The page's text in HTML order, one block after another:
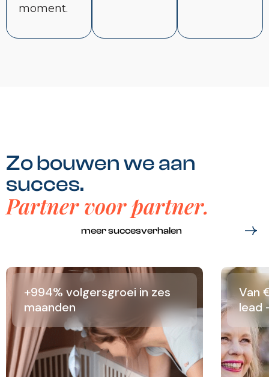
moment.
Zo bouwen we aan
succes.
Partner voor partner.
meer succesverhalen
+994% volgersgroei in zes
maanden
Van
lead